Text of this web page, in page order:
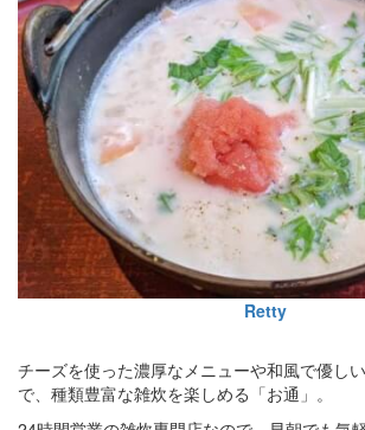
Retty
チーズを使った濃厚なメニューや和風で優し
で、種類豊富な雑炊を楽しめる「お通」。